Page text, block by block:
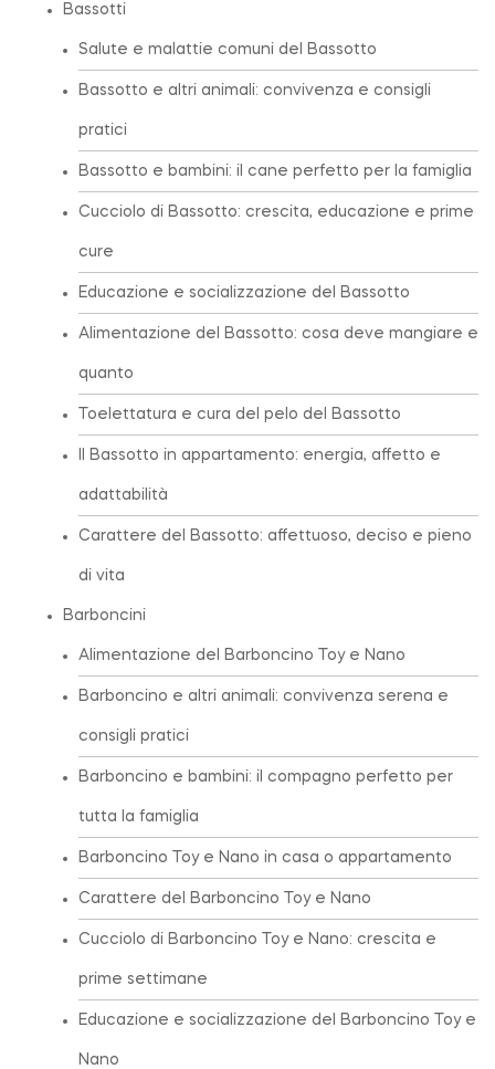
Bassotti
Salute e malattie comuni del Bassotto
Bassotto e altri animali: convivenza e consigli
pratici
Bassotto e bambini: il cane perfetto per la famiglia
Cucciolo di Bassotto: crescita, educazione e prime
cure
Educazione e socializzazione del Bassotto
Alimentazione del Bassotto: cosa deve mangiare e
quanto
Toelettatura e cura del pelo del Bassotto
Il Bassotto in appartamento: energia, affetto e
adattabilità
Carattere del Bassotto: affettuoso, deciso e pieno
di vita
Barboncini
Alimentazione del Barboncino Toy e Nano
Barboncino e altri animali: convivenza serena e
consigli pratici
Barboncino e bambini: il compagno perfetto per
tutta la famiglia
Barboncino Toy e Nano in casa o appartamento
Carattere del Barboncino Toy e Nano
Cucciolo di Barboncino Toy e Nano: crescita e
prime settimane
Educazione e socializzazione del Barboncino Toy e
Nano